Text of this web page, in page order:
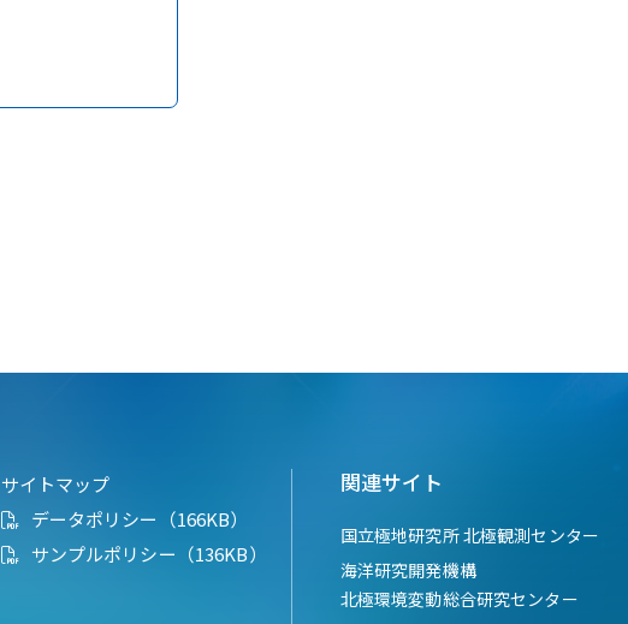
サイトマップ
データポリシー（166KB）
サンプルポリシー（136KB）
関連サイト
国立極地研究所 北極観測センター
海洋研究開発機構
北極環境変動総合研究センター